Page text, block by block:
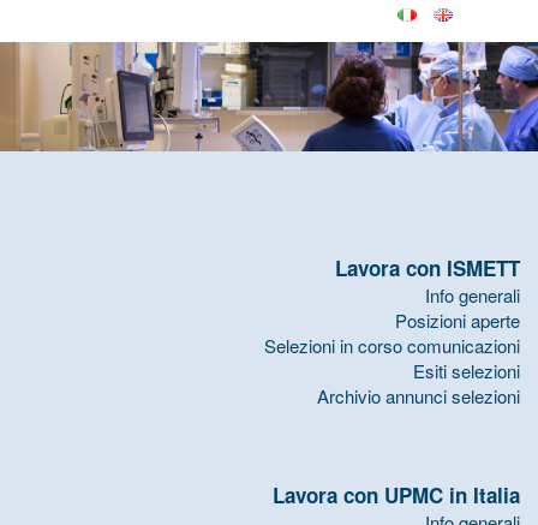
Lavora con ISMETT
Info generali
Posizioni aperte
Selezioni in corso comunicazioni
Esiti selezioni
Archivio annunci selezioni
Lavora con UPMC in Italia